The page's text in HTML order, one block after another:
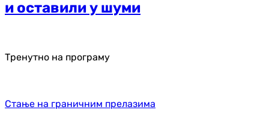
и оставили у шуми
Тренутно на програму
Стање на граничним прелазима